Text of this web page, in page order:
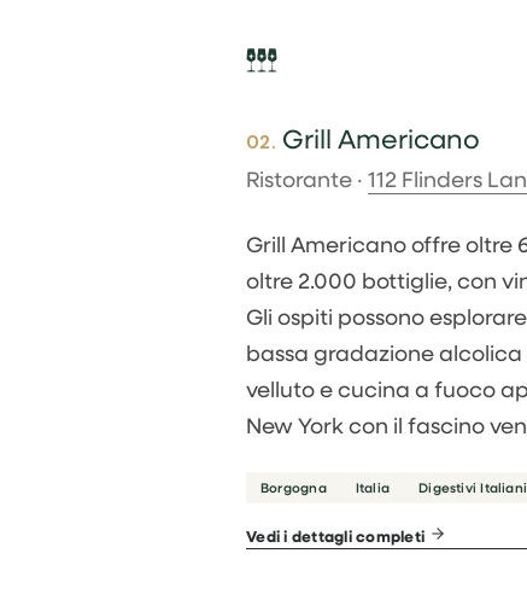
02. Grill Americano
Ristorante · 112 Flinders
Grill Americano offre oltre
oltre 2.000 bottiglie, con
Gli ospiti possono
bassa gradazione
velluto e cucina a fuoco
New York con il fascino
Borgogna Italia Digestivi Italiani
Vedi i dettagli completi